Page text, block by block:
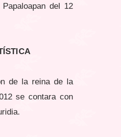
del 12
de la reina de la
se contara con